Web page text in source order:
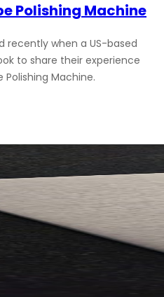
Polishing Machine
recently when a US-based
to share their experience
Machine.